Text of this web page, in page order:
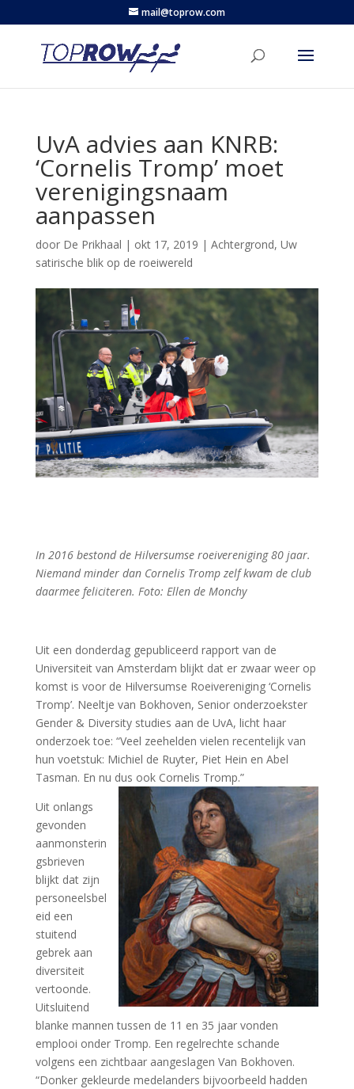
mail@toprow.com
UvA advies aan KNRB:
‘Cornelis Tromp’ moet
verenigingsnaam
aanpassen
door De Prikhaal | okt 17, 2019 | Achtergrond, Uw
satirische blik op de roeiwereld
In 2016 bestond de Hilversumse roeivereniging 80 jaar.
Niemand minder dan Cornelis Tromp zelf kwam de club
daarmee feliciteren. Foto: Ellen de Monchy
Uit een donderdag gepubliceerd rapport van de
Universiteit van Amsterdam blijkt dat er zwaar weer op
komst is voor de Hilversumse Roeivereniging ‘Cornelis
Tromp’. Neeltje van Bokhoven, Senior onderzoekster
Gender & Diversity studies aan de UvA, licht haar
onderzoek toe: “Veel zeehelden vielen recentelijk van
hun voetstuk: Michiel de Ruyter, Piet Hein en Abel
Tasman. En nu dus ook Cornelis Tromp.”
Uit onlangs
gevonden
aanmonsterin
gsbrieven
blijkt dat zijn
personeelsbel
eid een
stuitend
gebrek aan
diversiteit
vertoonde.
Uitsluitend
blanke mannen tussen de 11 en 35 jaar vonden
emplooi onder Tromp. Een regelrechte schande
volgens een zichtbaar aangeslagen Van Bokhoven.
“Donker gekleurde medelanders bijvoorbeeld hadden